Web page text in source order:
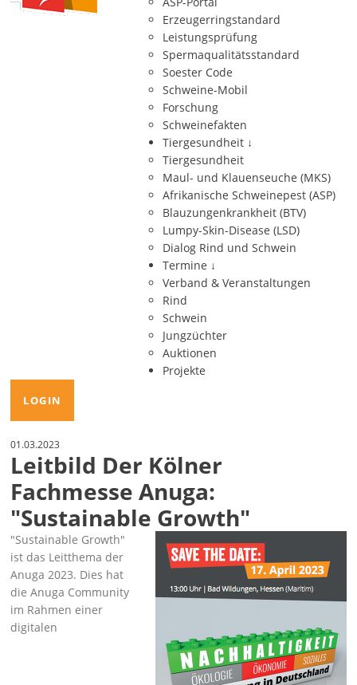
Erzeugerringstandard
Leistungsprüfung
Spermaqualitätsstandard
Soester Code
Schweine-Mobil
Forschung
Schweinefakten
Tiergesundheit ↓
Tiergesundheit
Maul- und Klauenseuche (MKS)
Afrikanische Schweinepest (ASP)
Blauzungenkrankheit (BTV)
Lumpy-Skin-Disease (LSD)
Dialog Rind und Schwein
Termine ↓
Verband & Veranstaltungen
Rind
Schwein
Jungzüchter
Auktionen
Projekte
LOGIN
01.03.2023
Leitbild Der Kölner
Fachmesse Anuga:
"Sustainable Growth"
Sustainable Growth
ist das Leitthema der
Anuga 2023. Dies hat
die Anuga Community
im Rahmen einer
digitalen